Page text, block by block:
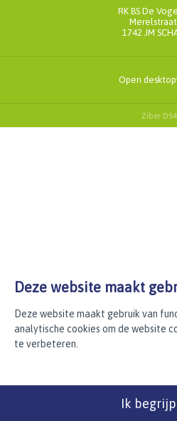
Deze website maakt
Deze website maakt gebruik van
analytische cookies om de website
te verbeteren.
Ik
RK BS De
1742 JM
Open
Ziber DS4